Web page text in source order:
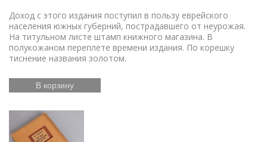
Доход с этого издания поступил в пользу еврейского
населения южных губерний, пострадавшего от неурожая.
На титульном листе штамп книжного магазина. В
полукожаном переплете времени издания. По корешку
тиснение названия золотом.
В корзину